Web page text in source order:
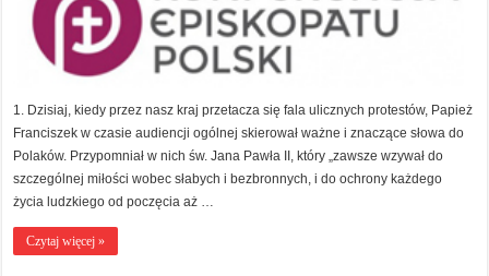
1. Dzisiaj, kiedy przez nasz kraj przetacza się fala ulicznych protestów, Papież
Franciszek w czasie audiencji ogólnej skierował ważne i znaczące słowa do
Polaków. Przypomniał w nich św. Jana Pawła II, który „zawsze wzywał do
szczególnej miłości wobec słabych i bezbronnych, i do ochrony każdego
życia ludzkiego od poczęcia aż …
Czytaj więcej »